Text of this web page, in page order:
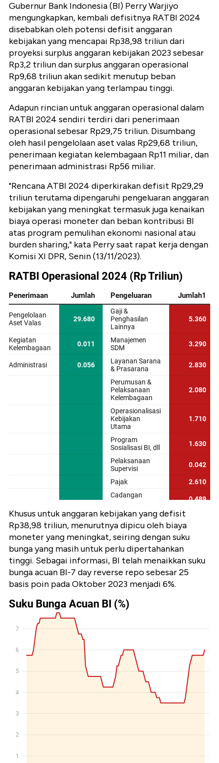
Gubernur Bank Indonesia (BI) Perry Warjiyo
mengungkapkan, kembali defisitnya RATBI 2024
disebabkan oleh potensi defisit anggaran
kebijakan yang mencapai Rp38,98 triliun dari
proyeksi surplus anggaran kebijakan 2023 sebesar
Rp3,2 triliun dan surplus anggaran operasional
Rp9,68 triliun akan sedikit menutup beban
anggaran kebijakan yang terlampau tinggi.
Adapun rincian untuk anggaran operasional dalam
RATBI 2024 sendiri terdiri dari penerimaan
operasional sebesar Rp29,75 triliun. Disumbang
oleh hasil pengelolaan aset valas Rp29,68 triliun,
penerimaan kegiatan kelembagaan Rp11 miliar, dan
penerimaan administrasi Rp56 miliar.
"Rencana ATBI 2024 diperkirakan defisit Rp29,29
triliun terutama dipengaruhi pengeluaran anggaran
kebijakan yang meningkat termasuk juga kenaikan
biaya operasi moneter dan beban kontribusi BI
atas program pemulihan ekonomi nasional atau
burden sharing," kata Perry saat rapat kerja dengan
Komisi XI DPR, Senin (13/11/2023).
Khusus untuk anggaran kebijakan yang defisit
Rp38,98 triliun, menurutnya dipicu oleh biaya
moneter yang meningkat, seiring dengan suku
bunga yang masih untuk perlu dipertahankan
tinggi. Sebagai informasi, BI telah menaikkan suku
bunga acuan BI-7 day reverse repo sebesar 25
basis poin pada Oktober 2023 menjadi 6%.